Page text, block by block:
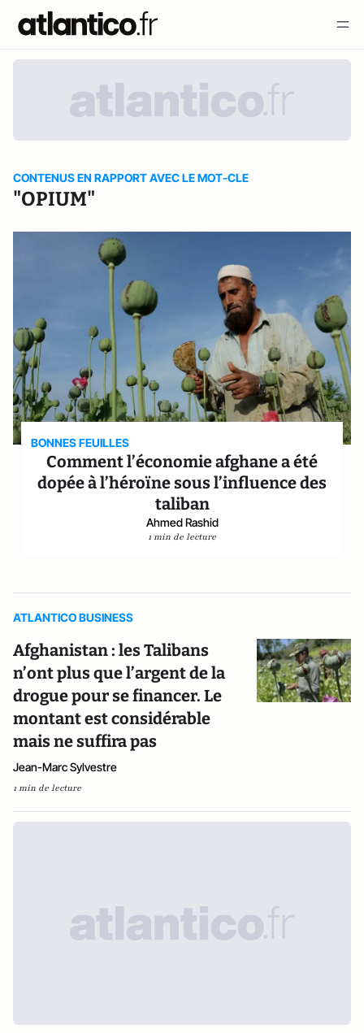
CONTENUS EN RAPPORT AVEC LE MOT-CLE
"OPIUM"
BONNES FEUILLES
Comment l’économie afghane a été
dopée à l’héroïne sous l’influence des
taliban
Ahmed Rashid
1 min de lecture
ATLANTICO BUSINESS
Afghanistan : les Talibans
n’ont plus que l’argent de la
drogue pour se financer. Le
montant est considérable
mais ne suffira pas
Jean-Marc Sylvestre
1 min de lecture